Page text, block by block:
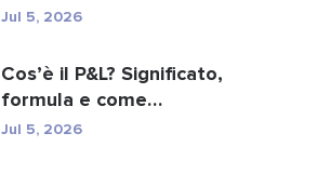
BitBoy
Jul 5, 2026
Cos’è il P&L? Significato,
formula e come
calcolarlo.
Jul 5, 2026